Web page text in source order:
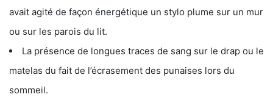
avait agité de façon énergétique un stylo plume sur un mur
ou sur les parois du lit.
La présence de longues traces de sang sur le drap ou le
matelas du fait de l’écrasement des punaises lors du
sommeil.